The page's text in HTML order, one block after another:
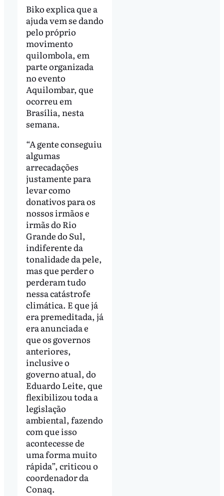
Biko explica que a
ajuda vem se dando
pelo próprio
movimento
quilombola, em
parte organizada
no evento
Aquilombar, que
ocorreu em
Brasília, nesta
semana.
“A gente conseguiu
algumas
arrecadações
justamente para
levar como
donativos para os
nossos irmãos e
irmãs do Rio
Grande do Sul,
indiferente da
tonalidade da pele,
mas que perder o
perderam tudo
nessa catástrofe
climática. E que já
era premeditada, já
era anunciada e
que os governos
anteriores,
inclusive o
governo atual, do
Eduardo Leite, que
flexibilizou toda a
legislação
ambiental, fazendo
com que isso
acontecesse de
uma forma muito
rápida”, criticou o
coordenador da
Conaq.